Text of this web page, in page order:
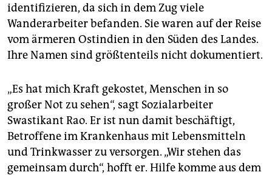
identifizieren, da sich in dem Zug viele
Wanderarbeiter befanden. Sie waren auf der Reise
vom ärmeren Ostindien in den Süden des Landes.
Ihre Namen sind größtenteils nicht dokumentiert.
„Es hat mich Kraft gekostet, Menschen in so
großer Not zu sehen“, sagt Sozialarbeiter
Swastikant Rao. Er ist nun damit beschäftigt,
Betroffene im Krankenhaus mit Lebensmitteln
und Trinkwasser zu versorgen. „Wir stehen das
gemeinsam durch“, hofft er. Hilfe komme aus dem